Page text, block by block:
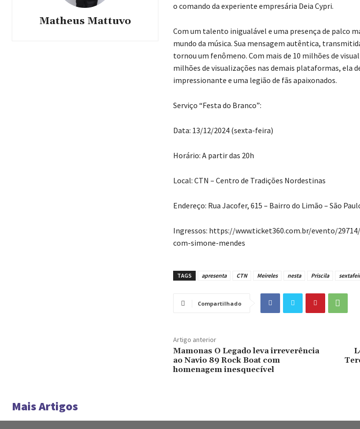
Matheus Mattuvo
o comando da experiente empresária Deia Cypri.
Com um talento inigualável e uma presença de palco
mundo da música. Sua mensagem autêntica,
tornou um fenômeno. Com mais de 10 milhões de
milhões de visualizações nas demais plataformas, ela
impressionante e uma legião de fãs apaixonados.
Serviço “Festa do Branco”:
Data: 13/12/2024 (sexta-feira)
Horário: A partir das 20h
Local: CTN – Centro de Tradições Nordestinas
Endereço: Rua Jacofer, 615 – Bairro do Limão – São
Ingressos: https://www.ticket360.com.br/evento/
com-simone-mendes
TAGS apresenta CTN Meireles nesta Priscila
Compartilhado
Artigo anterior
Mamonas O Legado leva irreverência
ao Navio 89 Rock Boat com
homenagem inesquecível
Mais Artigos